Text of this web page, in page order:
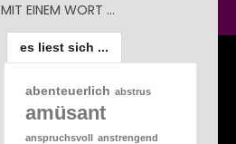
MIT EINEM WORT …
es liest sich ...
abenteuerlich abstrus
amüsant
anspruchsvoll anstrengend